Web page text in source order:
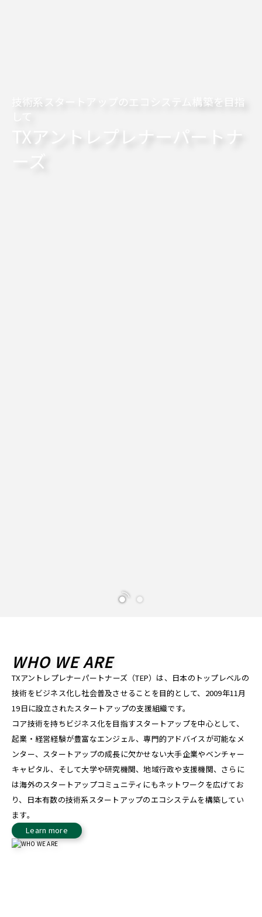
技術系スタートアップのエコシステム構築を目指
TXアントレプレナーパートナ
ーズ
技術系スタートアップのエコシステム構築を目指
TXアントレプレナーパートナ
ーズ
WHO WE ARE
TXアントレプレナーパートナーズ（TEP）は、日本のトップレベルの
技術をビジネス化し社会普及させることを目的として、2009年11月
19日に設立されたスタートアップの支援組織です。
コア技術を持ちビジネス化を目指すスタートアップを中心として、
起業・経営経験が豊富なエンジェル、専門的アドバイスが可能なメ
ンター、スタートアップの成長に欠かせない大手企業やベンチャー
キャピタル、そして大学や研究機関、地域行政や支援機関、さらに
は海外のスタートアップコミュニティにもネットワークを広げてお
り、日本有数の技術系スタートアップのエコシステムを構築してい
ます。
Learn more